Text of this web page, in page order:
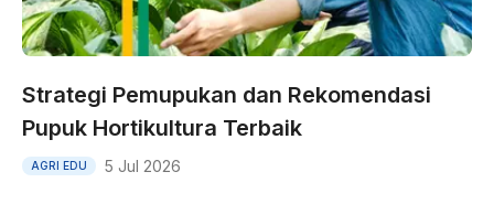
Strategi Pemupukan dan Rekomendasi
Pupuk Hortikultura Terbaik
AGRI EDU 5 Jul 2026